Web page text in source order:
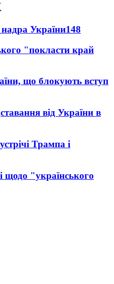
України148
"покласти край
що блокують вступ
від України в
Трампа і
щодо "українського